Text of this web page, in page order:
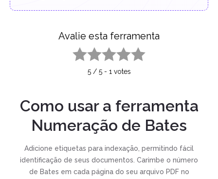
Avalie esta ferramenta
5/ 5- 1 votes
Como usar a ferramenta
Numeração de Bates
Adicione etiquetas para indexação, permitindo fácil
identificação de seus documentos. Carimbe o número
de Bates em cada página do seu arquivo PDF no